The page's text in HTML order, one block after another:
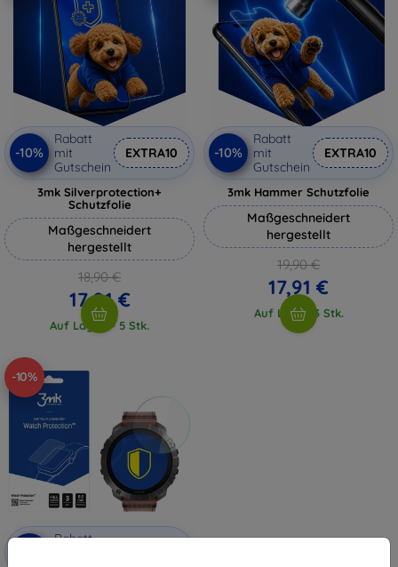
-10%
Rabatt
mit
Gutschein
EXTRA10
3mk Silverprotection+
Schutzfolie
Maßgeschneidert
hergestellt
18,90 €
17,01 €
Auf Lager > 5 Stk.
-10%
Rabatt
mit
Gutschein
EXTRA10
3mk Hammer Schutzfolie
Maßgeschneidert
hergestellt
19,90 €
17,91 €
Auf Lager 3 Stk.
-10%
Rabatt